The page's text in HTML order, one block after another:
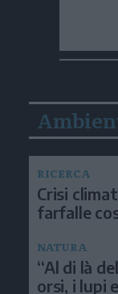
RICERCA
Crisi
farfalle
NATURA
“Al di là
orsi, i lupi